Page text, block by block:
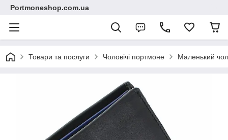
Portmoneshop.com.ua
Товари та послуги Чоловічі портмоне Маленький